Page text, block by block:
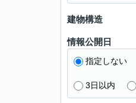
建物構造
情報公開日
指定しない
3日以内